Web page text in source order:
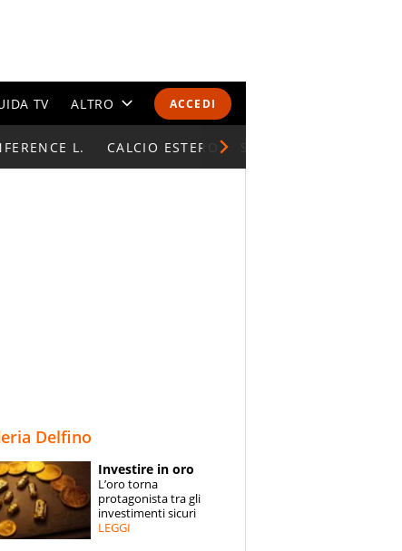
ACCEDI
TV ALTRO
CALENDARI E CLASSIFICHE
ESPERTI
CONTATTI
L. CALCIO ESTERO
Delfino
Investire in oro
L’oro torna
protagonista tra gli
investimenti sicuri
LEGGI